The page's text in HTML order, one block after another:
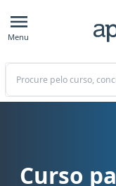
Menu
Buscar
Curso para concurso
Curso